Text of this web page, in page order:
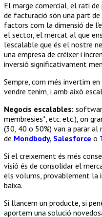
El marge comercial, el rati
de facturació són una part de
factors com la dimensió de
el sector, el mercat al que
l’escalable que és el nostre
una empresa de créixer i
inversió significativament
Sempre, com més invertim
vendre tenim, i amb això
Negocis escalables:
membresies*, etc. etc.), on
(30, 40 o 50%) van a parar al
de Mondbody, Salesforce o
Si el creixement és més
visió és de consolidar el
els volums, provablement la
baixa.
Si llancem un producte, si
aportem una solució